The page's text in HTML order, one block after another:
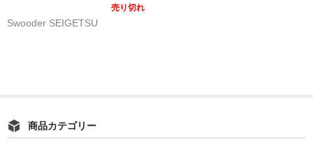
売り切れ
Swooder SEIGETSU
商品カテゴリー